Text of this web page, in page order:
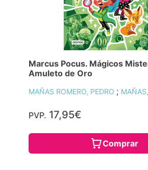
Marcus Pocus. Mágicos
Amuleto de Oro
MAÑAS ROMERO, PEDRO ;
PVP. 17,95€
Comprar